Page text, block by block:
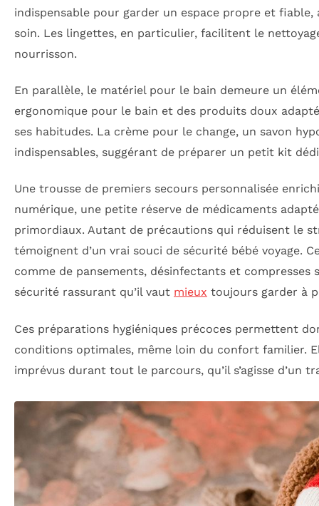
indispensable pour garder un espace propre et
soin. Les lingettes, en particulier, facilitent le
nourrisson.
En parallèle, le matériel pour le bain demeure un
ergonomique pour le bain et des produits doux
ses habitudes. La crème pour le change, un savon
indispensables, suggérant de préparer un petit kit
Une trousse de premiers secours personnalisée
numérique, une petite réserve de médicaments
primordiaux. Autant de précautions qui réduisent le
témoignent d’un vrai souci de sécurité bébé voyage.
comme de pansements, désinfectants et
sécurité rassurant qu’il vaut mieux toujours garder à
Ces préparations hygiéniques précoces permettent
conditions optimales, même loin du confort familier.
imprévus durant tout le parcours, qu’il s’agisse d’un